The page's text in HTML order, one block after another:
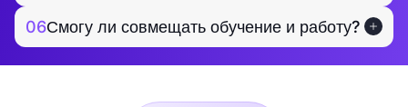
06Смогу ли совмещать обучение и работу?